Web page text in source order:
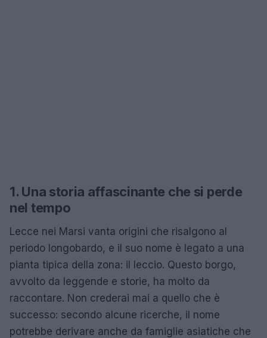
1. Una storia affascinante che si perde
nel tempo
Lecce nei Marsi vanta origini che risalgono al
periodo longobardo, e il suo nome è legato a una
pianta tipica della zona: il leccio. Questo borgo,
avvolto da leggende e storie, ha molto da
raccontare. Non crederai mai a quello che è
successo: secondo alcune ricerche, il nome
potrebbe derivare anche da famiglie asiatiche che